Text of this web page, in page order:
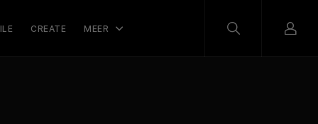
CREATE MEER